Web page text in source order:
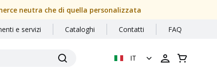
neutra che di quella personalizzata
e servizi Cataloghi Contatti FAQ
IT